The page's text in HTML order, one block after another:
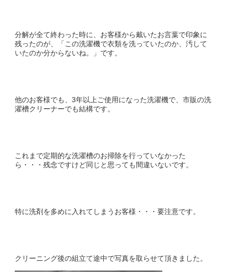
分解が全て終わった時に、お客様から戴いたお言葉で印象に
残ったのが、「この洗濯機で衣類を洗っていたのか、汚して
いたのか分からないね。」です。
他のお客様でも、3年以上ご使用になった洗濯機で、市販の洗
濯槽クリーナーでも結構です。
これまで定期的な洗濯槽のお掃除を行っていなかった
ら・・・残念ですけど同じと思っても間違いないです。
特に洗剤を多めに入れてしまうお客様・・・要注意です。
クリーニング後の組立て途中で写真を取らせて頂きました。